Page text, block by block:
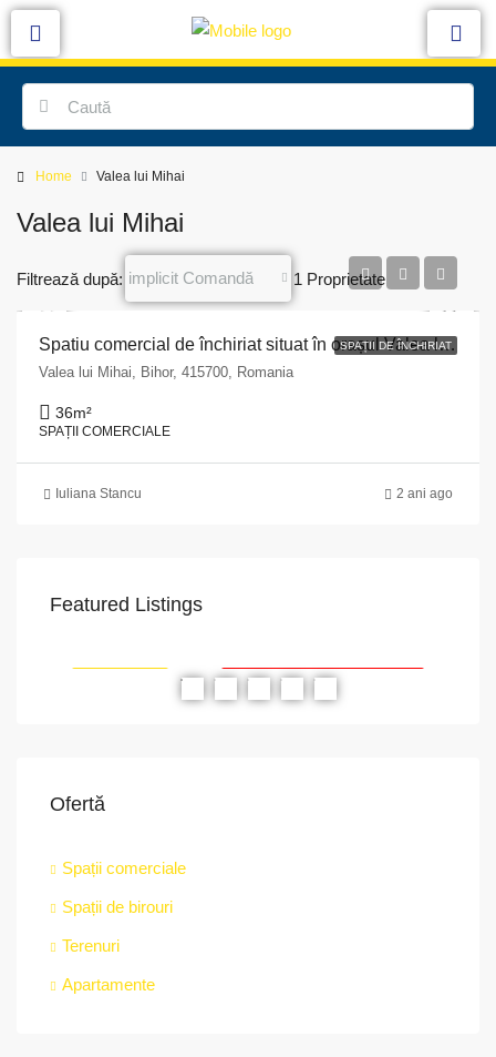
Home Valea lui Mihai
Valea lui Mihai
1 Proprietate
Filtrează după: implicit Comandă
SPAȚII DE ÎNCHIRIAT
Spatiu comercial de închiriat situat în orașul Valea lui Mihai, str. Republicii, nr. 47, județul Bihor
Valea lui Mihai, Bihor, 415700, Romania
36m²
SPAȚII COMERCIALE
Iuliana Stancu 2 ani ago
Featured Listings
PROPRIETATEA A FOST ÎNCHIRIATĂ
Ofertă
Spații comerciale
Spații de birouri
Terenuri
Apartamente